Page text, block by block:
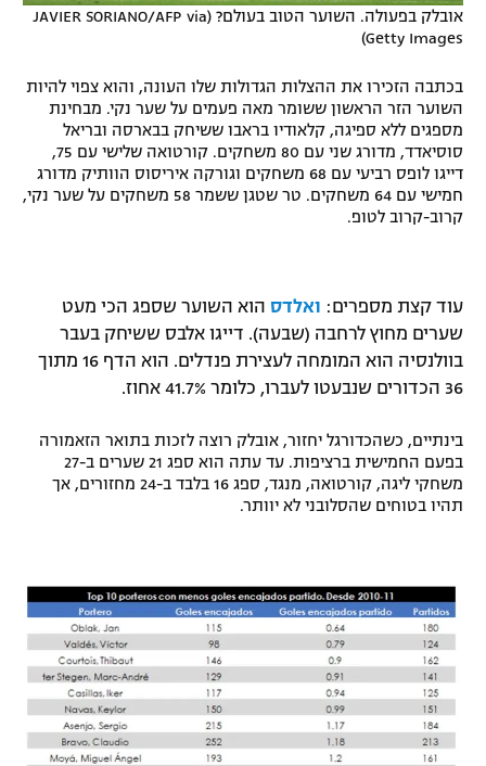
אובלק בפעולה. השוער הטוב בעולם? (JAVIER SORIANO/AFP via
Getty Images)
בכתבה הזכירו את ההצלות הגדולות שלו העונה, והוא צפוי להיות
השוער הזר הראשון ששומר מאה פעמים על שער נקי. מבחינת
מספגים ללא ספיגה, קלאודיו בראבו ששיחק בבארסה ובריאל
סוסיאדד, מדורג שני עם 80 משחקים. קורטואה שלישי עם 75,
דייגו לופס רביעי עם 68 משחקים וגורקה איריסוס הוותיק מדורג
חמישי עם 64 משחקים. טר שטגן ששמר 58 משחקים על שער נקי,
קרוב-קרוב לטופ.
עוד קצת מספרים: ואלדס הוא השוער שספג הכי מעט
שערים מחוץ לרחבה (שבעה). דייגו אלבס ששיחק בעבר
בוולנסיה הוא המומחה לעצירת פנדלים. הוא הדף 16 מתוך
36 הכדורים שנבעטו לעברו, כלומר 41.7% אחוז.
בינתיים, כשהכדורגל יחזור, אובלק רוצה לזכות בתואר הזאמורה
בפעם החמישית ברציפות. עד עתה הוא ספג 21 שערים ב-27
משחקי ליגה, קורטואה, מנגד, ספג 16 בלבד ב-24 מחזורים, אך
תהיו בטוחים שהסלובני לא יוותר.